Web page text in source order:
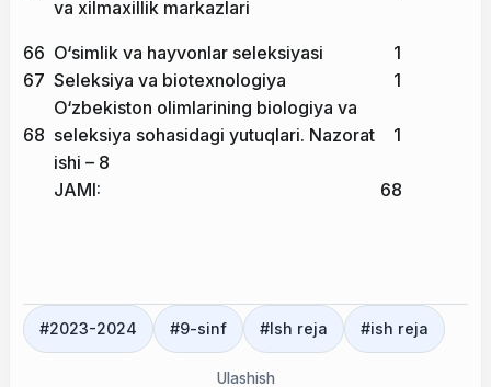
va xilmaxillik markazlari
66 O‘simlik va hayvonlar seleksiyasi
1
67 Seleksiya va biotexnologiya 1
68
O‘zbekiston olimlarining biologiya va
seleksiya sohasidagi yutuqlari. Nazorat
ishi – 8
1
JAMI: 68
#2023-2024 #9-sinf #Ish reja #ish reja
Ulashish